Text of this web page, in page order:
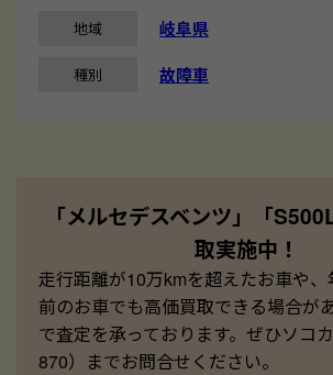
地域 岐阜県
種別 故障車
「メルセデスベンツ」「
取実施中！
走行距離が10万kmを超えたお車や
前のお車でも高価買取できる場合が
で査定を承っております。ぜひソコ
870）までお問合せください。